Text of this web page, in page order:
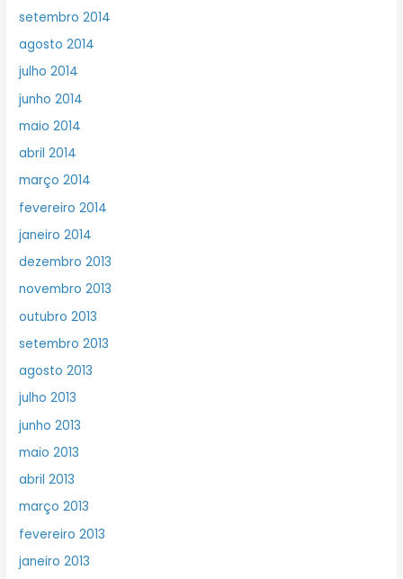
setembro 2014
agosto 2014
julho 2014
junho 2014
maio 2014
abril 2014
março 2014
fevereiro 2014
janeiro 2014
dezembro 2013
novembro 2013
outubro 2013
setembro 2013
agosto 2013
julho 2013
junho 2013
maio 2013
abril 2013
março 2013
fevereiro 2013
janeiro 2013